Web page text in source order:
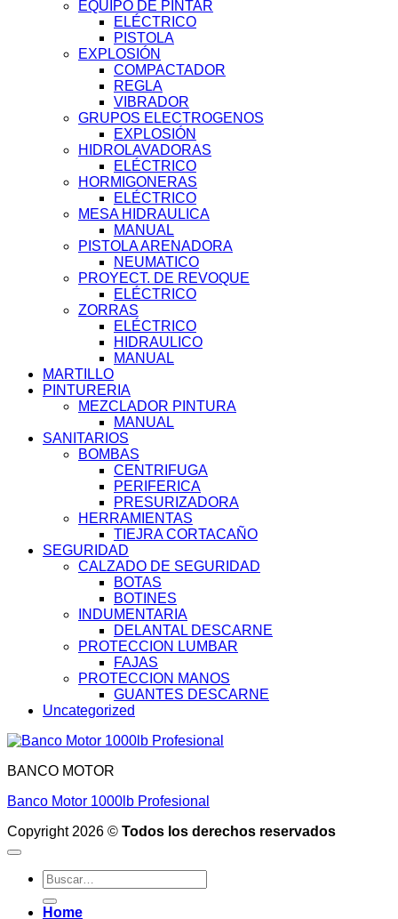
EQUIPO DE PINTAR
ELÉCTRICO
PISTOLA
EXPLOSIÓN
COMPACTADOR
REGLA
VIBRADOR
GRUPOS ELECTROGENOS
EXPLOSIÓN
HIDROLAVADORAS
ELÉCTRICO
HORMIGONERAS
ELÉCTRICO
MESA HIDRAULICA
MANUAL
PISTOLA ARENADORA
NEUMATICO
PROYECT. DE REVOQUE
ELÉCTRICO
ZORRAS
ELÉCTRICO
HIDRAULICO
MANUAL
MARTILLO
PINTURERIA
MEZCLADOR PINTURA
MANUAL
SANITARIOS
BOMBAS
CENTRIFUGA
PERIFERICA
PRESURIZADORA
HERRAMIENTAS
TIEJRA CORTACAÑO
SEGURIDAD
CALZADO DE SEGURIDAD
BOTAS
BOTINES
INDUMENTARIA
DELANTAL DESCARNE
PROTECCION LUMBAR
FAJAS
PROTECCION MANOS
GUANTES DESCARNE
Uncategorized
BANCO MOTOR
Banco Motor 1000lb Profesional
Copyright 2026 © Todos los derechos reservados
Buscar
por:
Home